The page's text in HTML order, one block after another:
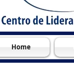
Home